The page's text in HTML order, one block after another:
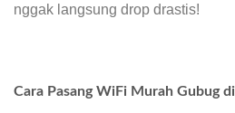
nggak langsung drop drastis!
Cara Pasang WiFi Murah Gubug